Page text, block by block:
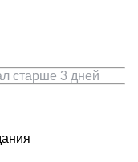
старше 3 дней